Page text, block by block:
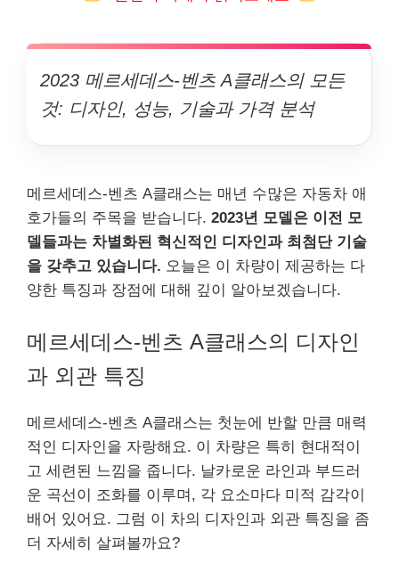
2023 메르세데스-벤츠 A클래스의 모든
것: 디자인, 성능, 기술과 가격 분석
메르세데스-벤츠 A클래스는 매년 수많은 자동차 애
호가들의 주목을 받습니다. 2023년 모델은 이전 모
델들과는 차별화된 혁신적인 디자인과 최첨단 기술
을 갖추고 있습니다. 오늘은 이 차량이 제공하는 다
양한 특징과 장점에 대해 깊이 알아보겠습니다.
메르세데스-벤츠 A클래스의 디자인
과 외관 특징
메르세데스-벤츠 A클래스는 첫눈에 반할 만큼 매력
적인 디자인을 자랑해요. 이 차량은 특히 현대적이
고 세련된 느낌을 줍니다. 날카로운 라인과 부드러
운 곡선이 조화를 이루며, 각 요소마다 미적 감각이
배어 있어요. 그럼 이 차의 디자인과 외관 특징을 좀
더 자세히 살펴볼까요?